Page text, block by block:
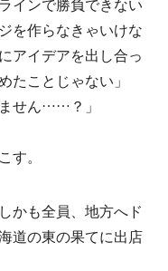
インで勝負できない
を作らなきゃいけな
アイデアを出し合っ
たことじゃない」
せん……？」
す。
かも全員、地方へド
道の東の果てに出店